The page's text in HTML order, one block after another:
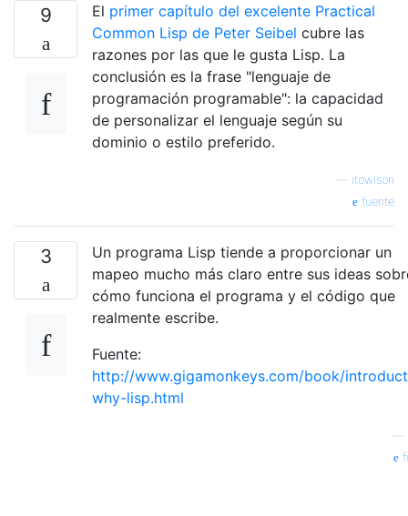
9 El primer capítulo del excelente Practical
Common Lisp de Peter Seibel cubre las
razones por las que le gusta Lisp. La
conclusión es la frase "lenguaje de
programación programable": la capacidad
de personalizar el lenguaje según su
dominio o estilo preferido.
itowlson
fuente
3
Un programa Lisp tiende a proporcionar un
mapeo mucho más claro entre sus ideas
cómo funciona el programa y el código que
realmente escribe.
Fuente:
http://www.gigamonkeys.com/book/
why-lisp.html